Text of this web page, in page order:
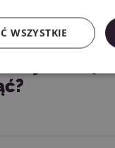
WSZYSTKIE